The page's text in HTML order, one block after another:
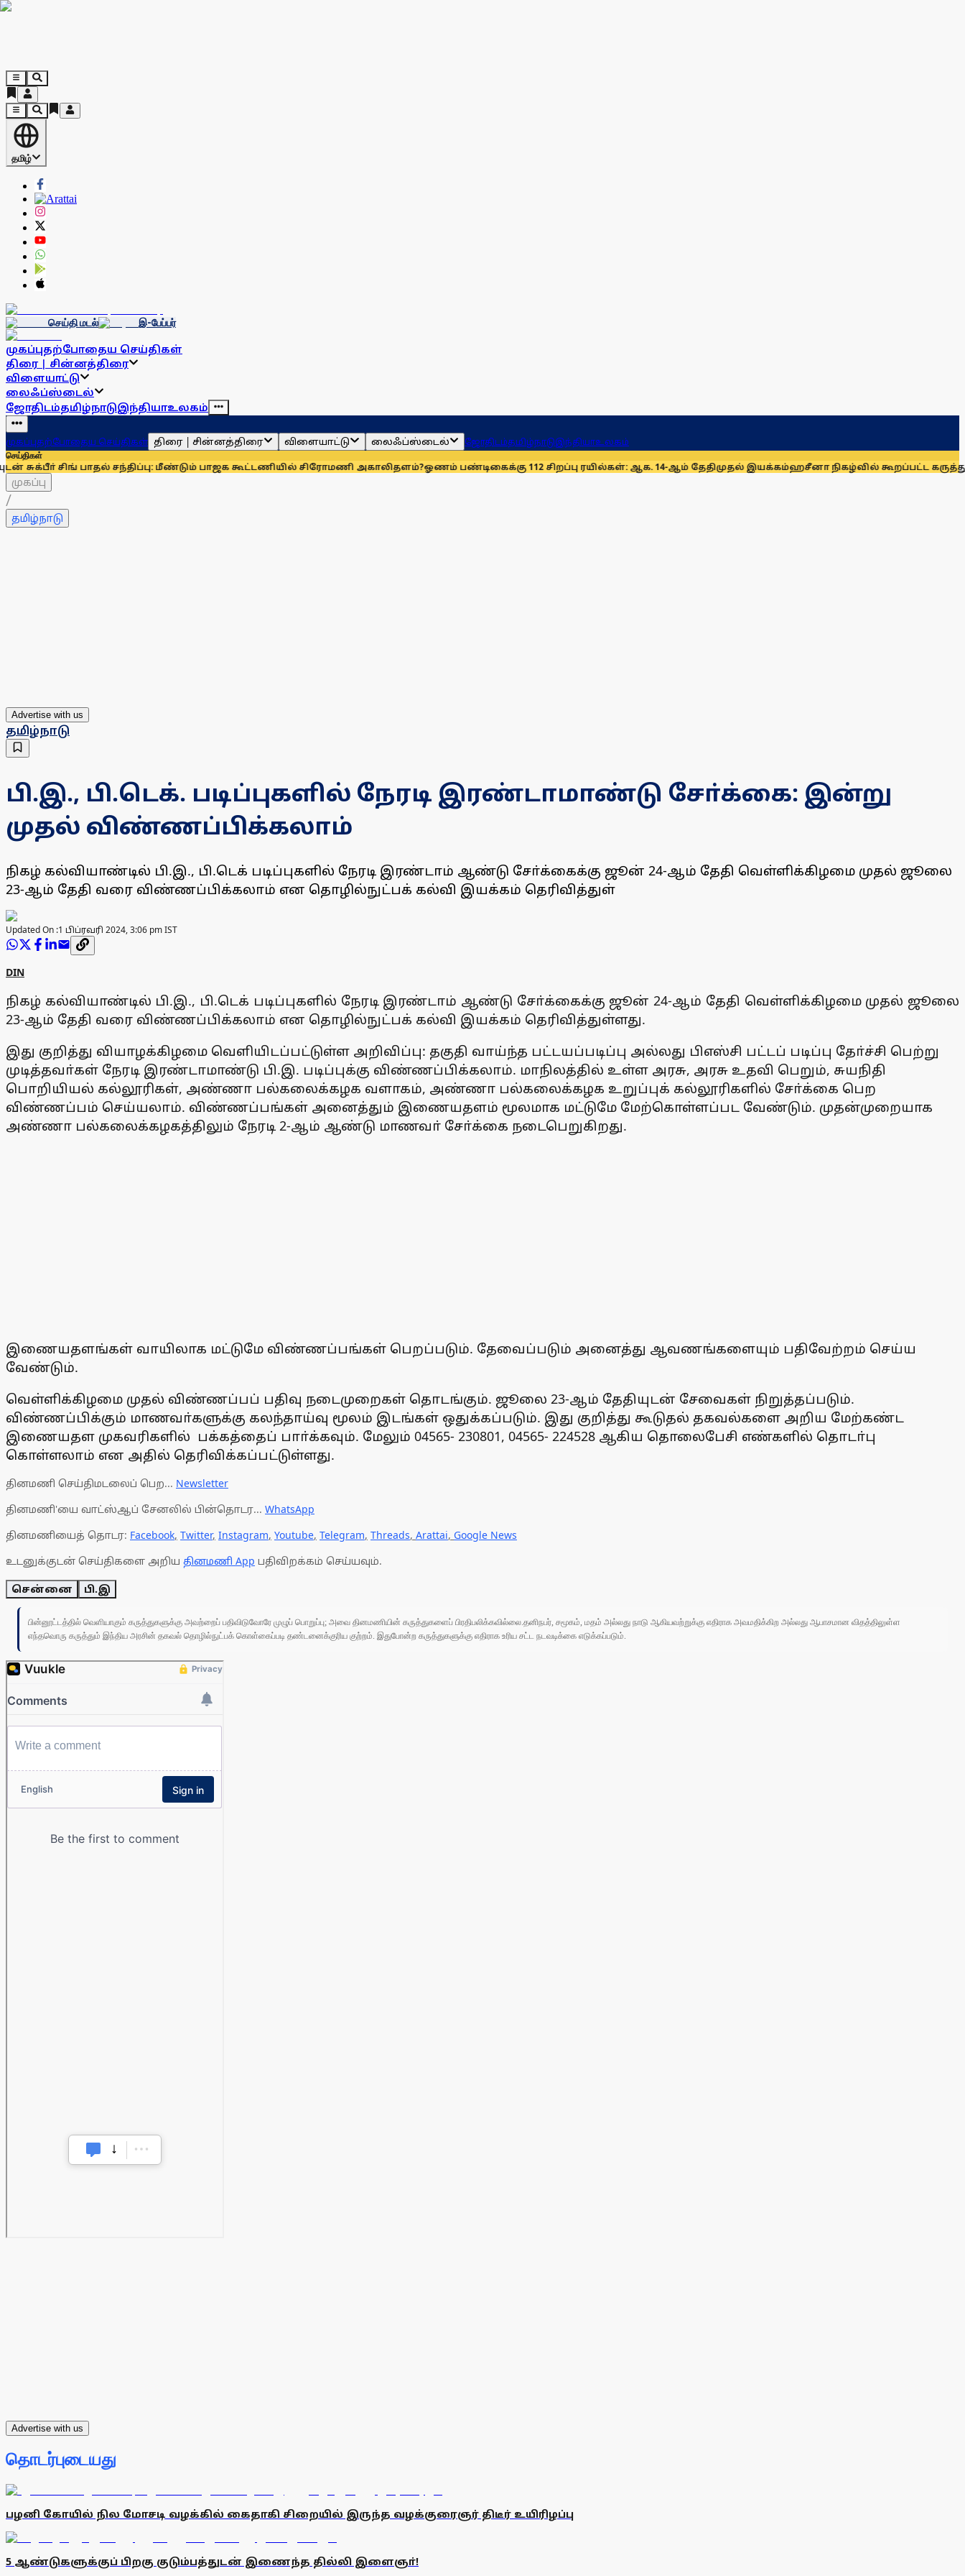
தமிழ்
செய்தி மடல் இ-பேப்பர்
முகப்புதற்போதைய செய்திகள்
திரை | சின்னத்திரை
விளையாட்டு
லைஃப்ஸ்டைல்
ஜோதிடம்தமிழ்நாடுஇந்தியாஉலகம்
முகப்புதற்போதைய செய்திகள் திரை | சின்னத்திரை விளையாட்டு லைஃப்ஸ்டைல் ஜோதிடம்தமிழ்நாடுஇந்தியாஉலகம்
செய்திகள்
சிங் பாதல் சந்திப்பு: மீண்டும் பாஜக கூட்டணியில் சிரோமணி அகாலிதளம்?ஓணம் பண்டிகைக்கு 112 சிறப்பு ரயில்கள்: ஆக. 14-ஆம் தேதிமுதல் இயக்கம்ஹசீனா நிகழ்வில் கூறப்பட்ட கருத்துகளை
முகப்பு
/
தமிழ்நாடு
Advertise with us
தமிழ்நாடு
பி.இ., பி.டெக். படிப்புகளில் நேரடி இரண்டாமாண்டு சோ்க்கை: இன்று
முதல் விண்ணப்பிக்கலாம்
நிகழ் கல்வியாண்டில் பி.இ., பி.டெக் படிப்புகளில் நேரடி இரண்டாம் ஆண்டு சோ்க்கைக்கு ஜூன் 24-ஆம் தேதி வெள்ளிக்கிழமை முதல் ஜூலை
23-ஆம் தேதி வரை விண்ணப்பிக்கலாம் என தொழில்நுட்பக் கல்வி இயக்கம் தெரிவித்துள்
Updated On :1 பிப்ரவரி 2024, 3:06 pm IST
DIN
நிகழ் கல்வியாண்டில் பி.இ., பி.டெக் படிப்புகளில் நேரடி இரண்டாம் ஆண்டு சோ்க்கைக்கு ஜூன் 24-ஆம் தேதி வெள்ளிக்கிழமை முதல் ஜூலை
23-ஆம் தேதி வரை விண்ணப்பிக்கலாம் என தொழில்நுட்பக் கல்வி இயக்கம் தெரிவித்துள்ளது.
இது குறித்து வியாழக்கிழமை வெளியிடப்பட்டுள்ள அறிவிப்பு: தகுதி வாய்ந்த பட்டயப்படிப்பு அல்லது பிஎஸ்சி பட்டப் படிப்பு தோ்ச்சி பெற்று
முடித்தவா்கள் நேரடி இரண்டாமாண்டு பி.இ. படிப்புக்கு விண்ணப்பிக்கலாம். மாநிலத்தில் உள்ள அரசு, அரசு உதவி பெறும், சுயநிதி
பொறியியல் கல்லூரிகள், அண்ணா பல்கலைக்கழக வளாகம், அண்ணா பல்கலைக்கழக உறுப்புக் கல்லூரிகளில் சோ்க்கை பெற
விண்ணப்பம் செய்யலாம். விண்ணப்பங்கள் அனைத்தும் இணையதளம் மூலமாக மட்டுமே மேற்கொள்ளப்பட வேண்டும். முதன்முறையாக
அண்ணா பல்கலைக்கழகத்திலும் நேரடி 2-ஆம் ஆண்டு மாணவா் சோ்க்கை நடைபெறுகிறது.
இணையதளங்கள் வாயிலாக மட்டுமே விண்ணப்பங்கள் பெறப்படும். தேவைப்படும் அனைத்து ஆவணங்களையும் பதிவேற்றம் செய்ய
வேண்டும்.
வெள்ளிக்கிழமை முதல் விண்ணப்பப் பதிவு நடைமுறைகள் தொடங்கும். ஜூலை 23-ஆம் தேதியுடன் சேவைகள் நிறுத்தப்படும்.
விண்ணப்பிக்கும் மாணவா்களுக்கு கலந்தாய்வு மூலம் இடங்கள் ஒதுக்கப்படும். இது குறித்து கூடுதல் தகவல்களை அறிய மேற்கண்ட
இணையதள முகவரிகளில் பக்கத்தைப் பாா்க்கவும். மேலும் 04565- 230801, 04565- 224528 ஆகிய தொலைபேசி எண்களில் தொடா்பு
கொள்ளலாம் என அதில் தெரிவிக்கப்பட்டுள்ளது.
தினமணி செய்திமடலைப் பெற... Newsletter
தினமணி'யை வாட்ஸ்ஆப் சேனலில் பின்தொடர... WhatsApp
தினமணியைத் தொடர: Facebook, Twitter, Instagram, Youtube, Telegram, Threads, Arattai, Google News
உடனுக்குடன் செய்திகளை அறிய தினமணி App பதிவிறக்கம் செய்யவும்.
சென்னை பி.இ
பின்னூட்டத்தில் வெளியாகும் கருத்துகளுக்கு அவற்றைப் பதிவிடுவோரே முழுப் பொறுப்பு; அவை தினமணியின் கருத்துகளைப் பிரதிபலிக்கவில்லை.தனிநபர், சமூகம், மதம் அல்லது நாடு ஆகியவற்றுக்கு எதிராக அவமதிக்கிற அல்லது ஆபாசமான விதத்திலுள்ள
எந்தவொரு கருத்தும் இந்திய அரசின் தகவல் தொழில்நுட்பக் கொள்கைப்படி தண்டனைக்குரிய குற்றம். இதுபோன்ற கருத்துகளுக்கு எதிராக உரிய சட்ட நடவடிக்கை எடுக்கப்படும்.
Advertise with us
தொடர்புடையது
பழனி கோயில் நில மோசடி வழக்கில் கைதாகி சிறையில் இருந்த வழக்குரைஞர் திடீர் உயிரிழப்பு
5 ஆண்டுகளுக்குப் பிறகு குடும்பத்துடன் இணைந்த தில்லி இளைஞா்!